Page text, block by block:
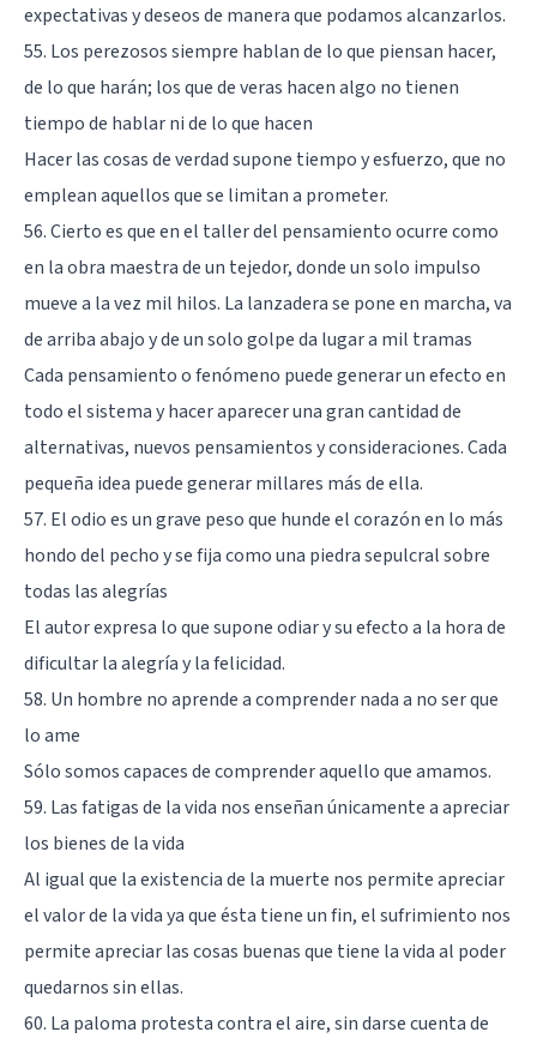
expectativas y deseos de manera que podamos alcanzarlos.
55. Los perezosos siempre hablan de lo que piensan hacer,
de lo que harán; los que de veras hacen algo no tienen
tiempo de hablar ni de lo que hacen
Hacer las cosas de verdad supone tiempo y esfuerzo, que no
emplean aquellos que se limitan a prometer.
56. Cierto es que en el taller del pensamiento ocurre como
en la obra maestra de un tejedor, donde un solo impulso
mueve a la vez mil hilos. La lanzadera se pone en marcha, va
de arriba abajo y de un solo golpe da lugar a mil tramas
Cada pensamiento o fenómeno puede generar un efecto en
todo el sistema y hacer aparecer una gran cantidad de
alternativas, nuevos pensamientos y consideraciones. Cada
pequeña idea puede generar millares más de ella.
57. El odio es un grave peso que hunde el corazón en lo más
hondo del pecho y se fija como una piedra sepulcral sobre
todas las alegrías
El autor expresa lo que supone odiar y su efecto a la hora de
dificultar la alegría y la felicidad.
58. Un hombre no aprende a comprender nada a no ser que
lo ame
Sólo somos capaces de comprender aquello que amamos.
59. Las fatigas de la vida nos enseñan únicamente a apreciar
los bienes de la vida
Al igual que la existencia de la muerte nos permite apreciar
el valor de la vida ya que ésta tiene un fin, el sufrimiento nos
permite apreciar las cosas buenas que tiene la vida al poder
quedarnos sin ellas.
60. La paloma protesta contra el aire, sin darse cuenta de